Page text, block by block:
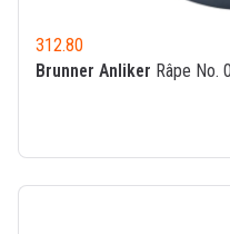
312.80
Brunner Anliker Râpe No.